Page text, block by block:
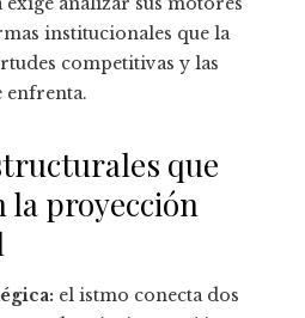
institucionales que la
competitivas y las
enfrenta.
que
la proyección
el istmo conecta dos